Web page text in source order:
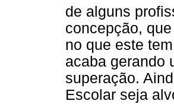
de alguns
concepção,
no que este
acaba gerando
superação.
Escolar seja